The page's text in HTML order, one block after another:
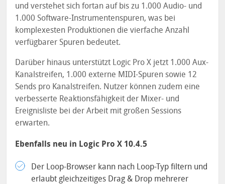
und verstehet sich fortan auf bis zu 1.000 Audio- und
1.000 Software-Instrumentenspuren, was bei
komplexesten Produktionen die vierfache Anzahl
verfügbarer Spuren bedeutet.
Darüber hinaus unterstützt Logic Pro X jetzt 1.000 Aux-
Kanalstreifen, 1.000 externe MIDI-Spuren sowie 12
Sends pro Kanalstreifen. Nutzer können zudem eine
verbesserte Reaktionsfähigkeit der Mixer- und
Ereignisliste bei der Arbeit mit großen Sessions
erwarten.
Ebenfalls neu in Logic Pro X 10.4.5
Der Loop-Browser kann nach Loop-Typ filtern und
erlaubt gleichzeitiges Drag & Drop mehrerer